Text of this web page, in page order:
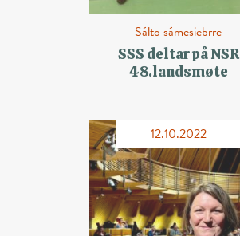
Sálto sámesiebrre
SSS deltar på NSR
48.landsmøte
12.10.2022